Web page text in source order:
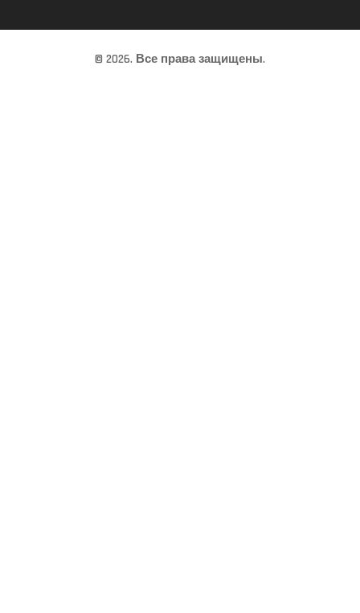
© 2026. Все права защищены.